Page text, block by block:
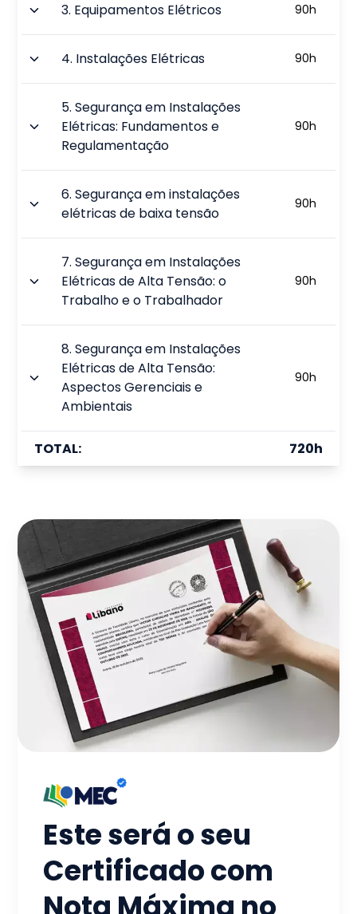
3. Equipamentos Elétricos 90h
4. Instalações Elétricas 90h
5.Segurança em Instalações
Elétricas: Fundamentos e
Regulamentação
90h
6.Segurança em instalações
elétricas de baixa tensão
90h
7.Segurança em Instalações
Elétricas de Alta Tensão: o
Trabalho e o Trabalhador
90h
8.Segurança em Instalações
Elétricas de Alta Tensão:
Aspectos Gerenciais e
Ambientais
90h
TOTAL: 720h
Este será o seu
Certificado com